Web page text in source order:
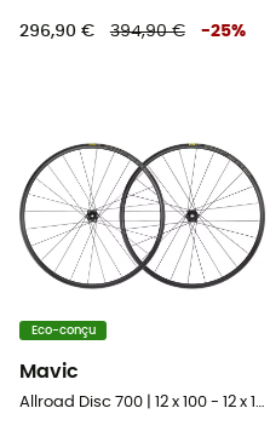
296,90 € 394,90 € -25%
Eco-conçu
Mavic